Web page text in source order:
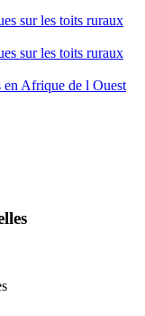
sur les toits ruraux
sur les toits ruraux
en Afrique de l Ouest